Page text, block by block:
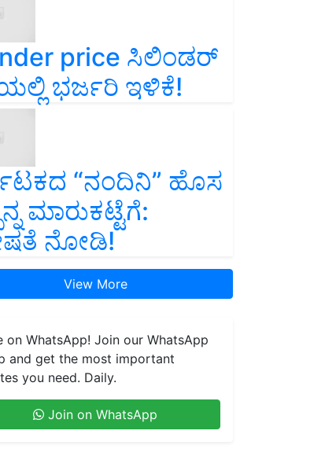
price ಸಿಲಿಂಡರ್‌
ಭರ್ಜರಿ ಇಳಿಕೆ!
“ನಂದಿನಿ” ಹೊಸ
ಮಾರುಕಟ್ಟೆಗೆ:
ನೋಡಿ!
View More
on WhatsApp! Join our WhatsApp
and get the most important
you need. Daily.
Join on WhatsApp